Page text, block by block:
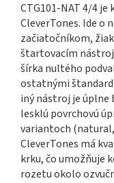
CTG101-NAT 4/4
CleverTones. Ide o
začiatočníkom,
štartovacím
šírka nultého
ostatnými
iný nástroj je úplne
lesklú povrchovú
variantoch
CleverTones má
krku, čo umožňuje
rozetu okolo